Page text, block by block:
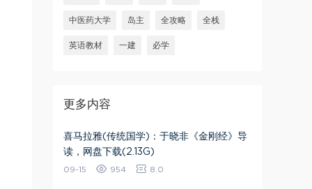
中医药大学 岛主 全攻略 全栈
英语教材 一建 必学
更多内容
喜马拉雅(传统国学)：于晓非《金刚经》导
读，网盘下载(2.13G)
09-15 954 8.0